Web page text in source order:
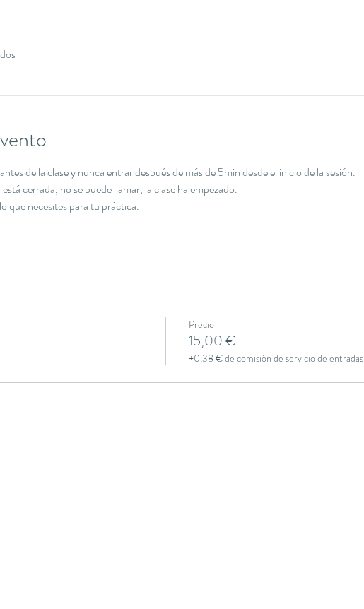
de la clase y nunca entrar después de más de 5min desde el inicio de la sesión.
cerrada, no se puede llamar, la clase ha empezado.
que necesites para tu práctica.
Precio
15,00 €
+0,38 € de comisión de servicio de entradas